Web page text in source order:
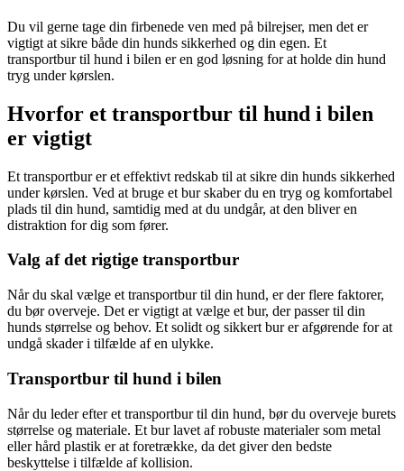
Du vil gerne tage din firbenede ven med på bilrejser, men det er
vigtigt at sikre både din hunds sikkerhed og din egen. Et
transportbur til hund i bilen er en god løsning for at holde din hund
tryg under kørslen.
Hvorfor et transportbur til hund i bilen
er vigtigt
Et transportbur er et effektivt redskab til at sikre din hunds sikkerhed
under kørslen. Ved at bruge et bur skaber du en tryg og komfortabel
plads til din hund, samtidig med at du undgår, at den bliver en
distraktion for dig som fører.
Valg af det rigtige transportbur
Når du skal vælge et transportbur til din hund, er der flere faktorer,
du bør overveje. Det er vigtigt at vælge et bur, der passer til din
hunds størrelse og behov. Et solidt og sikkert bur er afgørende for at
undgå skader i tilfælde af en ulykke.
Transportbur til hund i bilen
Når du leder efter et transportbur til din hund, bør du overveje burets
størrelse og materiale. Et bur lavet af robuste materialer som metal
eller hård plastik er at foretrække, da det giver den bedste
beskyttelse i tilfælde af kollision.